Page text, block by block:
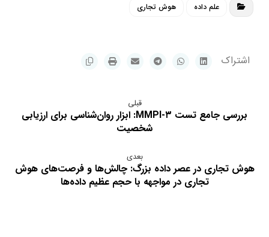
علم داده هوش تجاری
قبلی
بررسی جامع تست MMPI-۳: ابزار روان‌شناسی برای ارزیابی
شخصیت
بعدی
هوش تجاری در عصر داده بزرگ: چالش‌ها و فرصت‌های هوش
تجاری در مواجهه با حجم عظیم داده‌ها